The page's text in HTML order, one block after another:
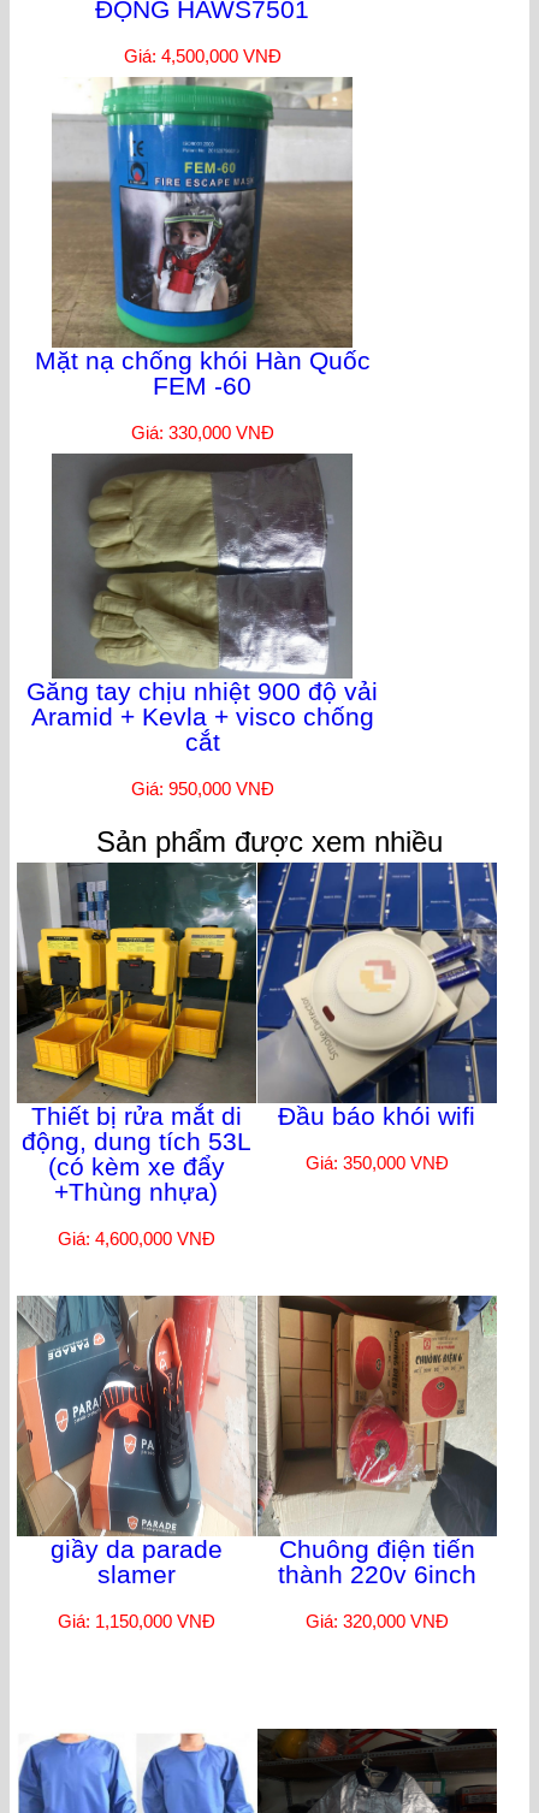
ĐỘNG HAWS7501
Giá: 4,500,000 VNĐ
Mặt nạ chống khói Hàn Quốc
FEM -60
Giá: 330,000 VNĐ
Găng tay chịu nhiệt 900 độ vải
Aramid + Kevla + visco chống
cắt
Giá: 950,000 VNĐ
Sản phẩm được xem nhiều
Thiết bị rửa mắt di
động, dung tích 53L
(có kèm xe đẩy
+Thùng nhựa)
Giá: 4,600,000 VNĐ
Đầu báo khói wifi
Giá: 350,000 VNĐ
giầy da parade
slamer
Giá: 1,150,000 VNĐ
Chuông điện tiến
thành 220v 6inch
Giá: 320,000 VNĐ